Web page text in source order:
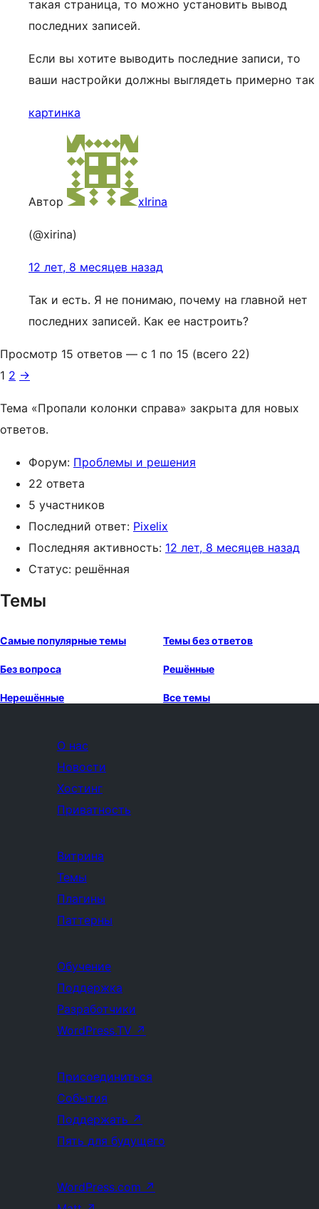
такая страница, то можно установить вывод
последних записей.
Если вы хотите выводить последние записи, то
ваши настройки должны выглядеть примерно так
картинка
Автор xIrina
(@xirina)
12 лет, 8 месяцев назад
Так и есть. Я не понимаю, почему на главной нет
последних записей. Как ее настроить?
Просмотр 15 ответов — с 1 по 15 (всего 22)
1 2 →
Тема «Пропали колонки справа» закрыта для новых
ответов.
Форум: Проблемы и решения
22 ответа
5 участников
Последний ответ: Pixelix
Последняя активность: 12 лет, 8 месяцев назад
Статус: решённая
Темы
Самые популярные темы Темы без ответов
Без вопроса Решённые
Нерешённые Все темы
О нас
Новости
Хостинг
Приватность
Витрина
Темы
Плагины
Паттерны
Обучение
Поддержка
Разработчики
WordPress.TV ↗
Присоединиться
События
Поддержать ↗
Пять для будущего
WordPress.com ↗